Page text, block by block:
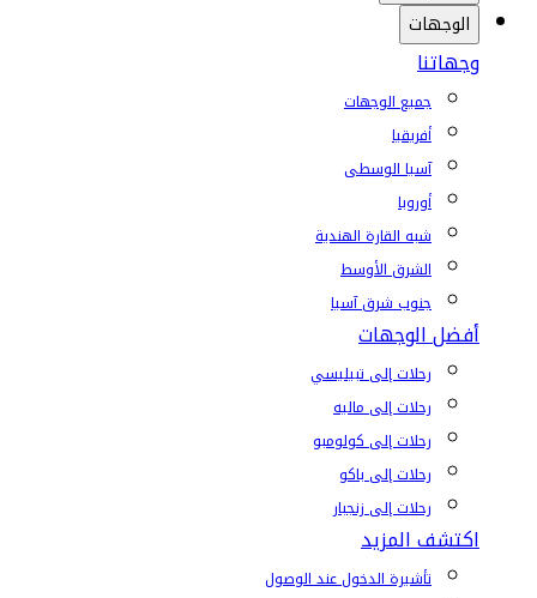
الوجهات
وجهاتنا
جميع الوجهات
أفريقيا
آسيا الوسطى
أوروبا
شبه القارة الهندية
الشرق الأوسط
جنوب شرق آسيا
أفضل الوجهات
رحلات إلى تبيليسي
رحلات إلى ماليه
رحلات إلى كولومبو
رحلات إلى باكو
رحلات إلى زنجبار
اكتشف المزيد
تأشيرة الدخول عند الوصول